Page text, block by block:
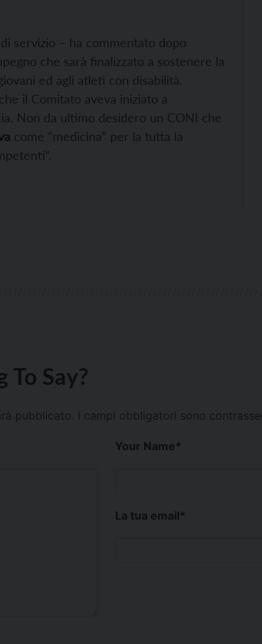
servizio – ha commentato dopo
che sarà finalizzato a sostenere la
ed agli atleti con disabilità.
il Comitato aveva iniziato a
Non da ultimo desidero un CONI che
come “medicina” per la tutta la
To Say?
pubblicato. I campi obbligatori sono
Your Name*
La tua email*